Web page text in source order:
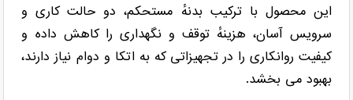
این محصول با ترکیب بدنهٔ مستحکم، دو حالت کاری و
سرویس آسان، هزینهٔ توقف و نگهداری را کاهش داده و
کیفیت روانکاری را در تجهیزاتی که به اتکا و دوام نیاز دارند،
بهبود می بخشد.